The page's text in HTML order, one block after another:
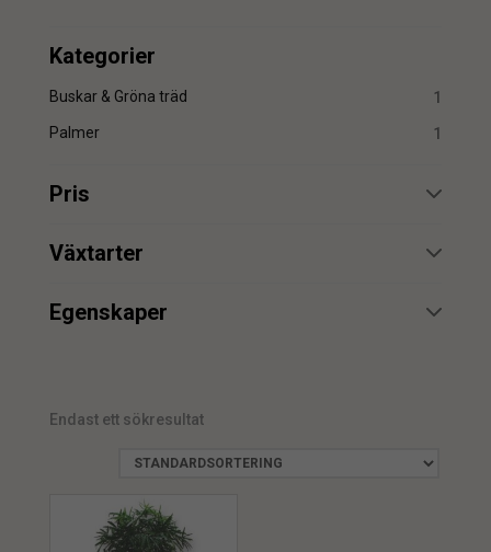
Kategorier
Buskar & Gröna träd 1
Palmer 1
Pris
min.
Växtarter
Egenskaper
Endast ett sökresultat